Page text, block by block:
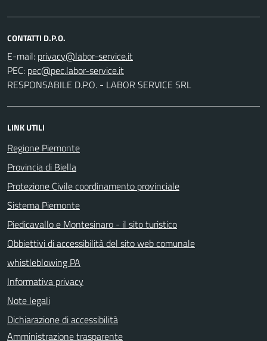
CONTATTI D.P.O.
E-mail:
PEC:
RESPONSABILE D.P.O. - LABOR SERVICE SRL
LINK UTILI
Regione Piemonte
Provincia di Biella
Protezione Civile coordinamento provinciale
Sistema Piemonte
Piedicavallo e Montesinaro - il sito turistico
Obbiettivi di accessibilità del sito web comunale
whistleblowing PA
Informativa privacy
Note legali
Dichiarazione di accessibilità
Amministrazione trasparente